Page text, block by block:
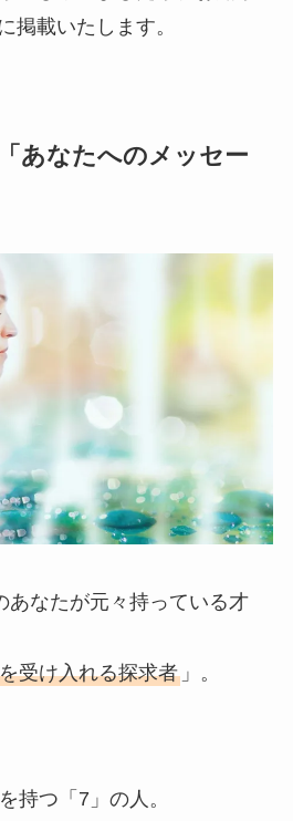
掲載いたします。
あなたへのメッセー
あなたが元々持っている才
受け入れる探求者」。
持つ「7」の人。